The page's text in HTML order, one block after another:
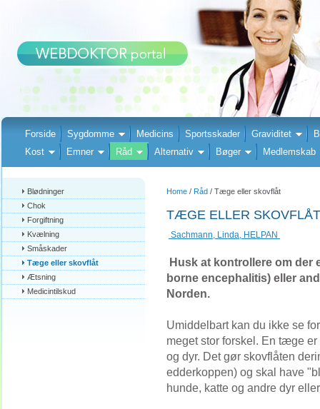
Forside Sygdomme Medicins Sportsskader Graviditet
Kost
Emner Råd Alternativ Bøger Medlemskab
Blødninger
Chok
Forgiftning
Kvælning
Småskader
Tæge eller skovflåt
Ætsning
Medicintilskud
Home / Råd / Tæge eller skovflåt
TÆGE ELLER SKOVFLÅT
Sachmann, Linda, HELPAN
Husk at kontrollere om der
borne encephalitis) eller
Norden.
Umiddelbart kan du ikke se
meget stor forskel. En tæge
og dyr. Det gør skovflåten
edderkoppen) og skal have
hunde, katte og andre dyr